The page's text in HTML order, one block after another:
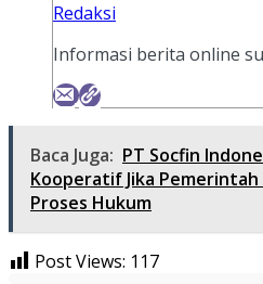
Redaksi
Informasi berita online
Baca Juga: PT Socfin
Kooperatif Jika
Proses Hukum
Post Views: 117